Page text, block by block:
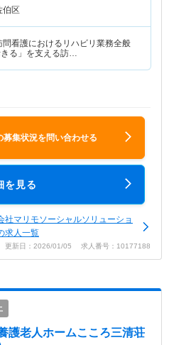
伯区
問看護におけるリハビリ業務全般
きる」を支える訪…
募集状況を問い合わせる
を見る
社マリモソーシャルソリューショ
求人一覧
更新日：2026/01/05 求人番号：10177188
護老人ホームこころ三清荘